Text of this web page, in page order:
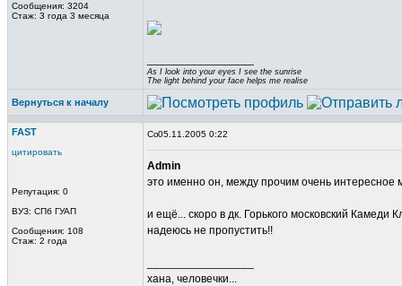
Сообщения: 3204
Стаж: 3 года 3 месяца
As I look into your eyes I see the sunrise
The light behind your face helps me realise
Вернуться к началу
FAST
цитировать
Репутация: 0
ВУЗ: СПб ГУАП
Сообщения: 108
Стаж: 2 года
05.11.2005 0:22
Admin
это именно он, между прочим очень
и ещё... скоро в дк. Горького московский Камеди
надеюсь не пропустить!!
хана, человечки...